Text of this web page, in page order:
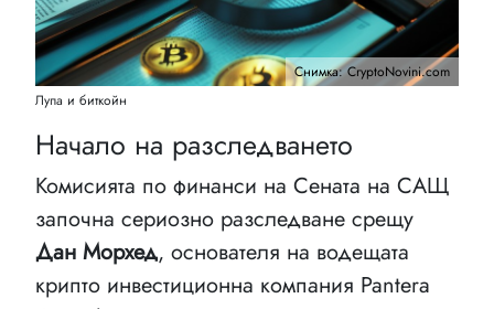
Снимка: CryptoNovini.com
Лупа и биткойн
Начало на разследването
Комисията по финанси на Сената на САЩ
започна сериозно разследване срещу
Дан Морхед, основателя на водещата
крипто инвестиционна компания Pantera